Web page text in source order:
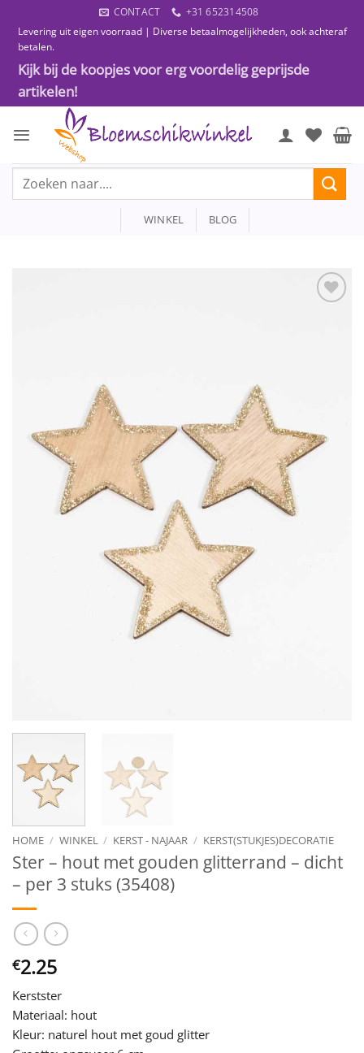
naar
inhoud
CONTACT
+31 652314508
Levering uit eigen voorraad | Diverse betaalmogelijkheden, ook achteraf
betalen.
Kijk bij de koopjes voor erg voordelig geprijsde
artikelen!
Zoeken
WINKEL BLOG
HOME / WINKEL / KERST - NAJAAR / KERST(STUKJES)DECORATIE
Ster – hout met gouden glitterrand – dicht
– per 3 stuks (35408)
€2.25
Kerstster
Materiaal: hout
Kleur: naturel hout met goud glitter